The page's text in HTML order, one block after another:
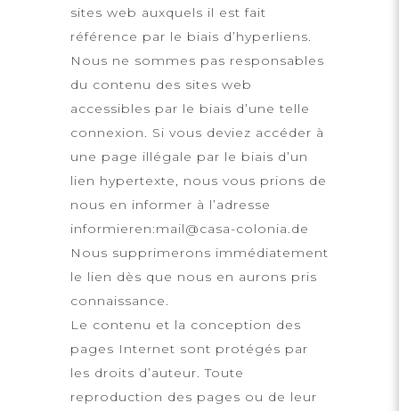
sites web auxquels il est fait
référence par le biais d’hyperliens.
Nous ne sommes pas responsables
du contenu des sites web
accessibles par le biais d’une telle
connexion. Si vous deviez accéder à
une page illégale par le biais d’un
lien hypertexte, nous vous prions de
nous en informer à l’adresse
informieren:mail@casa-colonia.de
Nous supprimerons immédiatement
le lien dès que nous en aurons pris
connaissance.
Le contenu et la conception des
pages Internet sont protégés par
les droits d’auteur. Toute
reproduction des pages ou de leur